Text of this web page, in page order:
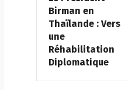
Birman en
Thaïlande : Vers
une
Réhabilitation
Diplomatique